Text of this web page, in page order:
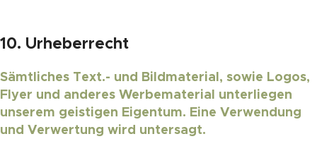
10. Urheberrecht
Sämtliches Text.- und Bildmaterial, sowie Logos,
Flyer und anderes Werbematerial unterliegen
unserem geistigen Eigentum. Eine Verwendung
und Verwertung wird untersagt.